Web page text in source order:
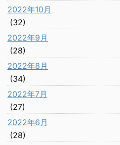
2022年10月
(32)
2022年9月
(28)
2022年8月
(34)
2022年7月
(27)
2022年6月
(28)